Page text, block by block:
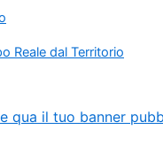
Reale dal Territorio
qua il tuo banner